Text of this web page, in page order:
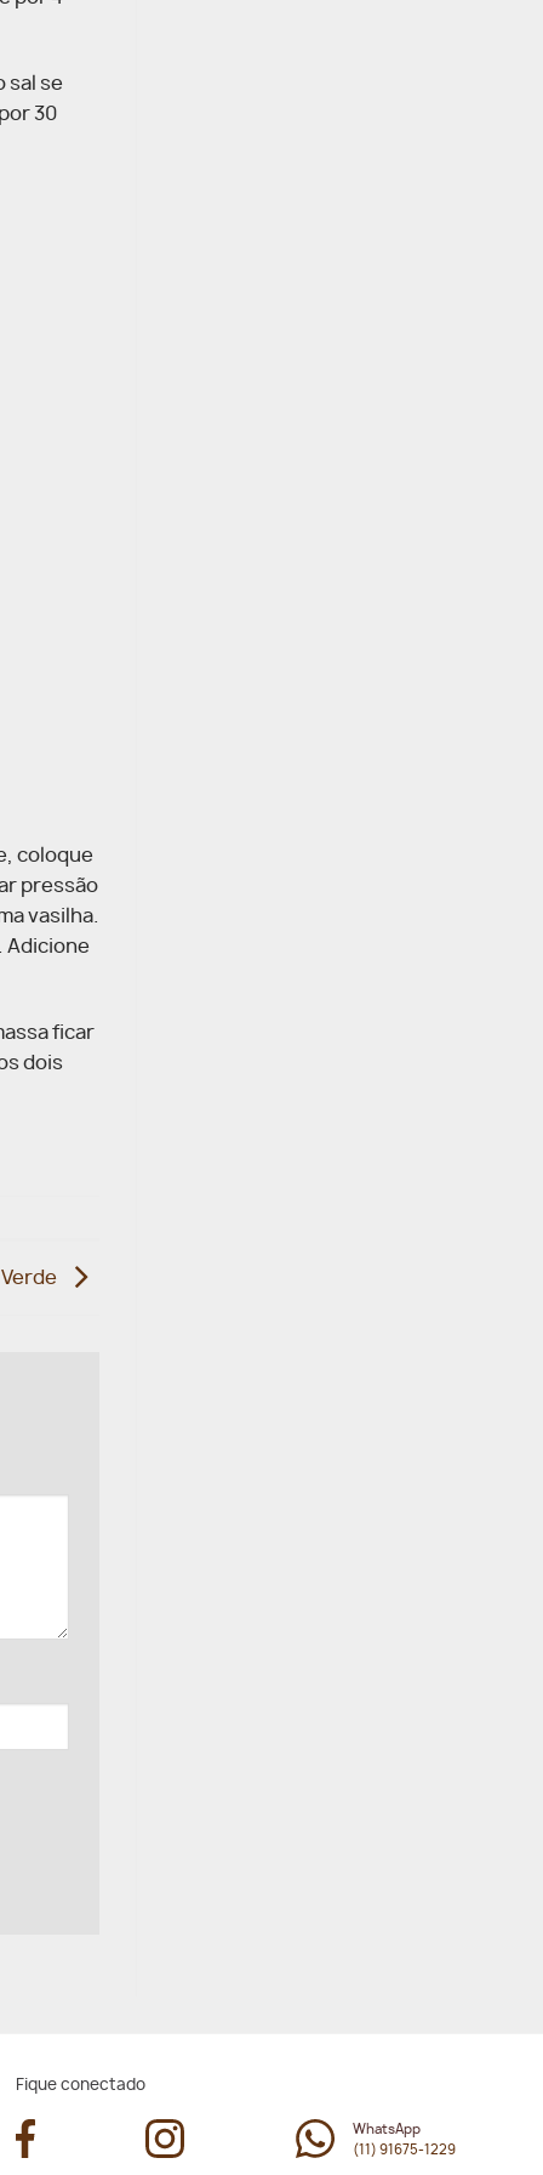
sal se
30
coloque
pressão
vasilha.
Adicione
ficar
dois
Fique conectado
WhatsApp
(11) 91675-1229